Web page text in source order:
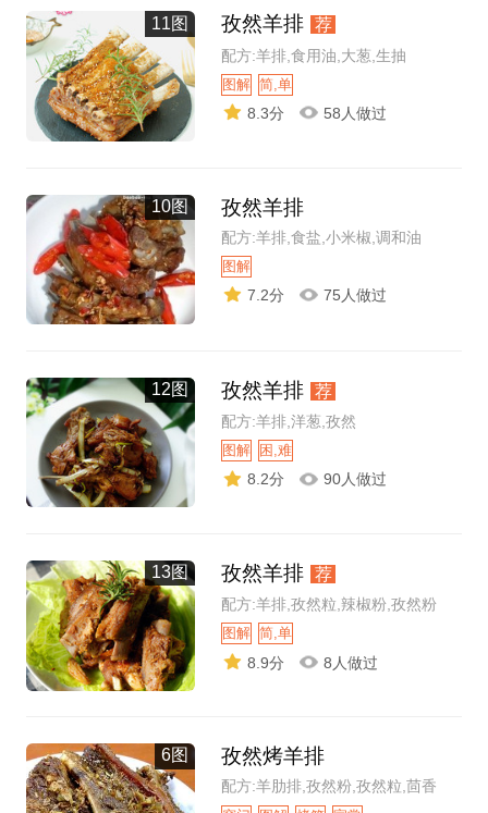
11图 孜然羊排 荐
配方:羊排,食用油,大葱,生抽
图解 简,单
8.3分 58人做过
10图 孜然羊排
配方:羊排,食盐,小米椒,调和油
图解
7.2分 75人做过
12图 孜然羊排 荐
配方:羊排,洋葱,孜然
图解 困,难
8.2分 90人做过
13图 孜然羊排 荐
配方:羊排,孜然粒,辣椒粉,孜然粉
图解 简,单
8.9分 8人做过
6图 孜然烤羊排
配方:羊肋排,孜然粉,孜然粒,茴香